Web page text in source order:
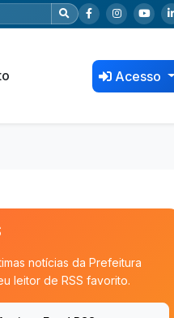
Acesso
notícias da Prefeitura
leitor de RSS favorito.